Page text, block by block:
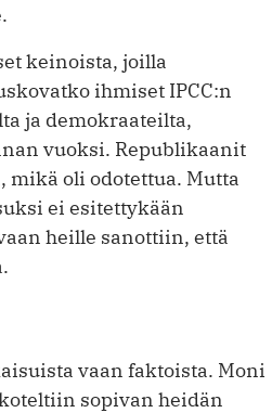
keinoista, joilla
ihmiset IPCC:n
ja demokraateilta,
vuoksi. Republikaanit
oli odotettua. Mutta
ei esitettykään
heille sanottiin, että
vaan faktoista. Moni
sopivan heidän